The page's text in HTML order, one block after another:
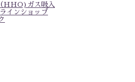
HHO)ガス吸入
インショップ